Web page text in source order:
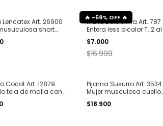
Art. 26900
short
estampado "print"
Malla Dolcisima Art. 787
Entera less bicolor T. 2
(sin cinturon)
$7.000
-59% OFF
$16.999
Cocot Art. 12879
tela de malla con
atar en el cuello
en espalda T. 2 al 5
Pijama Susurro Art. 3534
Mujer musculosa cuello
redondo y short algodón
estampado "pintitas" T. 1
$18.900